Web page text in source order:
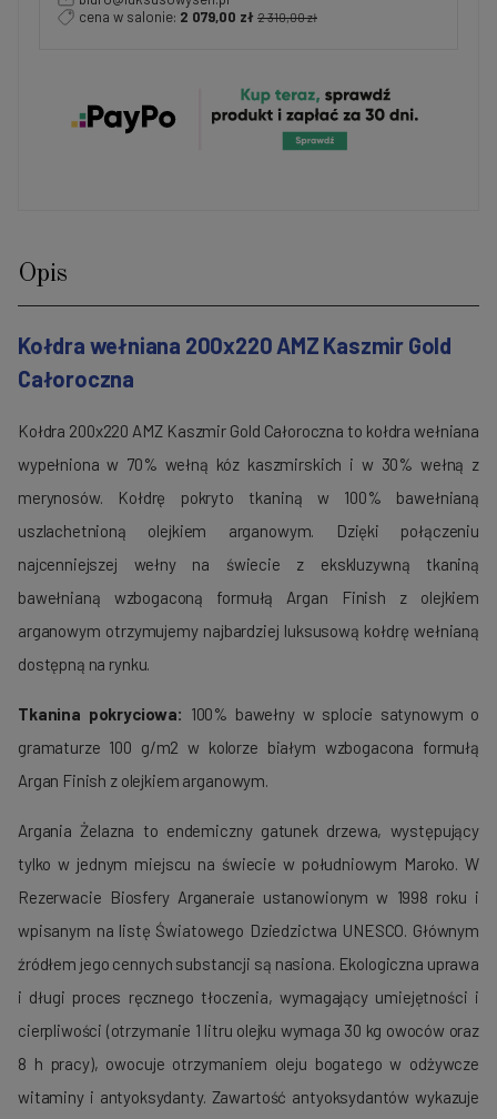
cena w salonie: 2 079,00 zł 2 310,00 zł
Opis
Kołdra wełniana 200x220 AMZ Kaszmir Gold
Całoroczna
Kołdra 200x220 AMZ Kaszmir Gold Całoroczna to kołdra wełniana
wypełniona w 70% wełną kóz kaszmirskich i w 30% wełną z
merynosów. Kołdrę pokryto tkaniną w 100% bawełnianą
uszlachetnioną olejkiem arganowym. Dzięki połączeniu
najcenniejszej wełny na świecie z ekskluzywną tkaniną
bawełnianą wzbogaconą formułą Argan Finish z olejkiem
arganowym otrzymujemy najbardziej luksusową kołdrę wełnianą
dostępną na rynku.
Tkanina pokryciowa: 100% bawełny w splocie satynowym o
gramaturze 100 g/m2 w kolorze białym wzbogacona formułą
Argan Finish z olejkiem arganowym.
Argania Żelazna to endemiczny gatunek drzewa, występujący
tylko w jednym miejscu na świecie w południowym Maroko. W
Rezerwacie Biosfery Arganeraie ustanowionym w 1998 roku i
wpisanym na listę Światowego Dziedzictwa UNESCO. Głównym
źródłem jego cennych substancji są nasiona. Ekologiczna uprawa
i długi proces ręcznego tłoczenia, wymagający umiejętności i
cierpliwości (otrzymanie 1 litru olejku wymaga 30 kg owoców oraz
8 h pracy), owocuje otrzymaniem oleju bogatego w odżywcze
witaminy i antyoksydanty. Zawartość antyoksydantów wykazuje